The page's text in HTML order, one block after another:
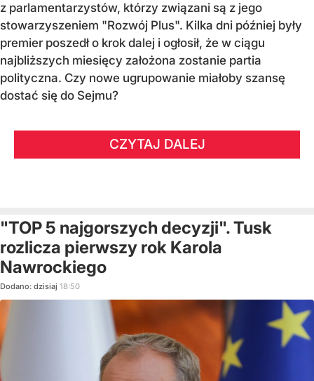
z parlamentarzystów, którzy związani są z jego
stowarzyszeniem "Rozwój Plus". Kilka dni później były
premier poszedł o krok dalej i ogłosił, że w ciągu
najbliższych miesięcy założona zostanie partia
polityczna. Czy nowe ugrupowanie miałoby szansę
dostać się do Sejmu?
CZYTAJ DALEJ
"TOP 5 najgorszych decyzji". Tusk
rozlicza pierwszy rok Karola
Nawrockiego
Dodano: dzisiaj 18:50